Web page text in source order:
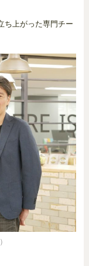
ち上がった専門チー